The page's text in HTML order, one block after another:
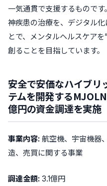
一気通貫で支援するものです。
神疾患の治療を、デジタル
とで、メンタルヘルスケア
創ることを目指しています。
安全で安価なハイブリ
テムを開発する
億円の資金調達を実施
事業内容: 航空機、宇宙機器
造、売買に関する事業
調達金額: 3.1億円